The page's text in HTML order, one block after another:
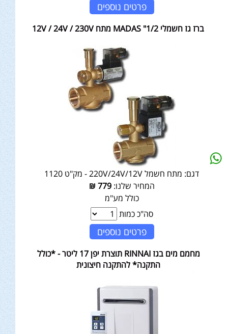
פרטים נוספים
ברז גז חשמלי MADAS "1/2 מתח 12V / 24V / 230V
דגם: מתח חשמל 220V/24V/12V - מק"ט 1120
המחיר שלנו:779
₪
כולל מע"מ
סה"כ כמות
פרטים נוספים
מחמם מים בגז RINNAI תוצרת יפן 17 ליטר - *כולל
התקנה* להתקנה חיצונית